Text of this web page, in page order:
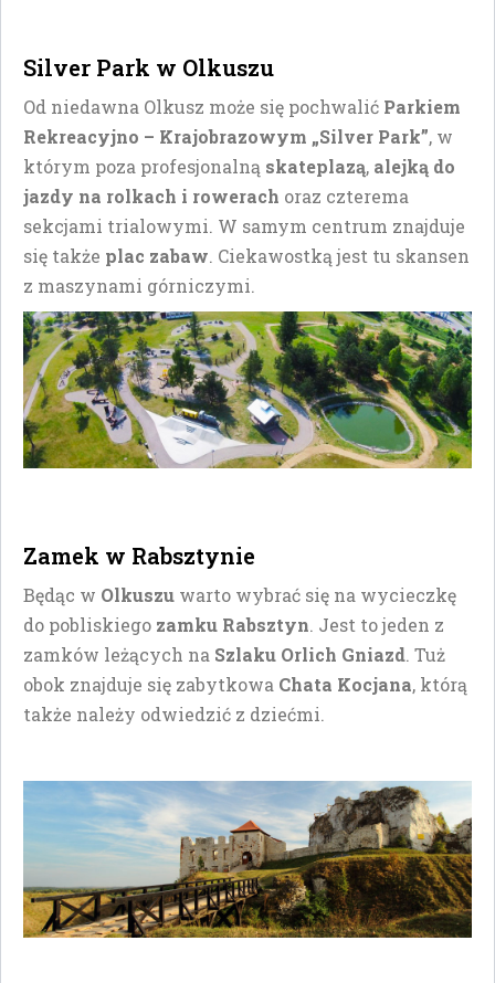
Silver Park w Olkuszu
Od niedawna Olkusz może się pochwalić Parkiem
Rekreacyjno – Krajobrazowym „Silver Park”, w
którym poza profesjonalną skateplazą, alejką do
jazdy na rolkach i rowerach oraz czterema
sekcjami trialowymi. W samym centrum znajduje
się także plac zabaw. Ciekawostką jest tu skansen
z maszynami górniczymi.
Zamek w Rabsztynie
Będąc w Olkuszu warto wybrać się na wycieczkę
do pobliskiego zamku Rabsztyn. Jest to jeden z
zamków leżących na Szlaku Orlich Gniazd. Tuż
obok znajduje się zabytkowa Chata Kocjana, którą
także należy odwiedzić z dziećmi.